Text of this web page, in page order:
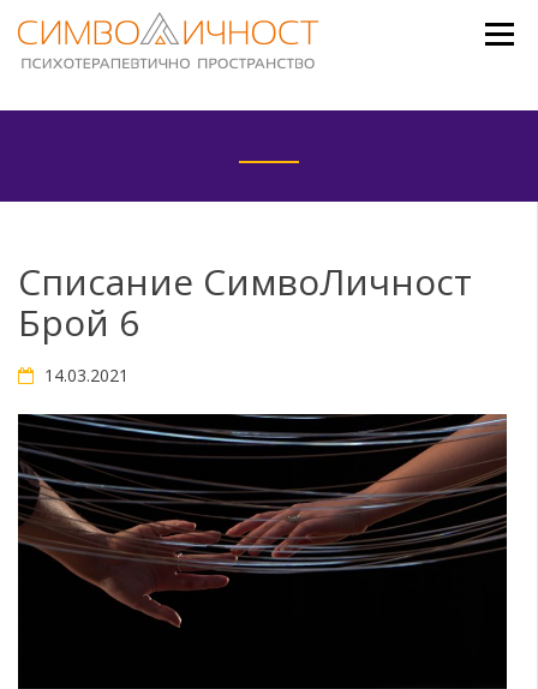
content
Списание СимвоЛичност
Брой 6
14.03.2021